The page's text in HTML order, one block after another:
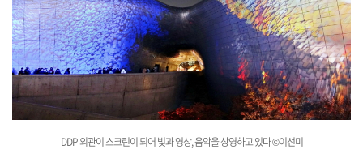
DDP 외관이 스크린이 되어 빛과 영상, 음악을 상영하고 있다©이선미